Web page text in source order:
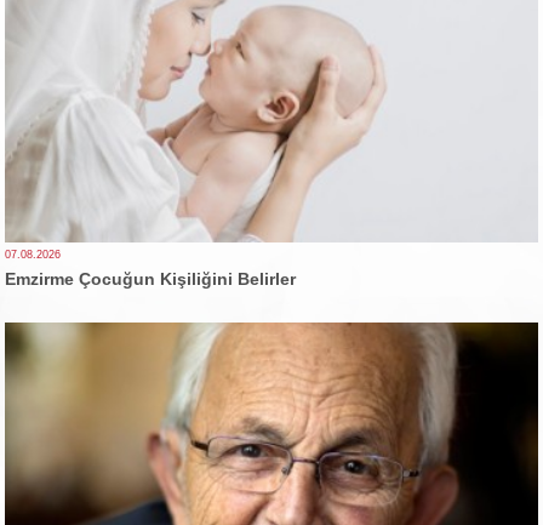
07.08.2026
Emzirme Çocuğun Kişiliğini Belirler